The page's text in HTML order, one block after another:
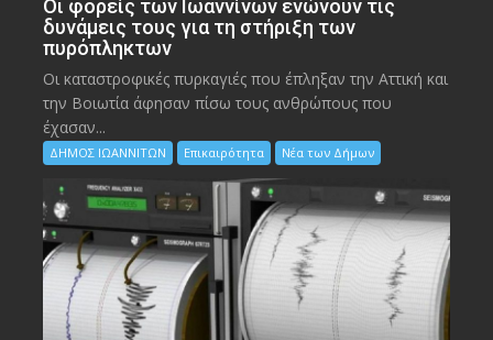
Οι φορείς των Ιωαννίνων ενώνουν τις
δυνάμεις τους για τη στήριξη των
πυρόπληκτων
Οι καταστροφικές πυρκαγιές που έπληξαν την Αττική και
την Bοιωτία άφησαν πίσω τους ανθρώπους που
έχασαν...
ΔΗΜΟΣ ΙΩΑΝΝΙΤΩΝ Επικαιρότητα Νέα των Δήμων